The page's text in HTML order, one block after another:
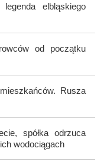
elbląskiego
od początku
Rusza
spółka odrzuca
wodociągach